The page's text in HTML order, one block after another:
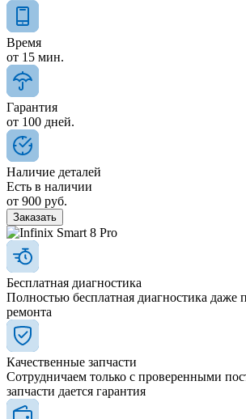
Время
от 15 мин.
Гарантия
от 100 дней.
Наличие деталей
Есть в наличии
от 900 руб.
Заказать
Бесплатная диагностика
Полностью бесплатная диагностика даже
ремонта
Качественные запчасти
Сотрудничаем только с проверенными
запчасти дается гарантия